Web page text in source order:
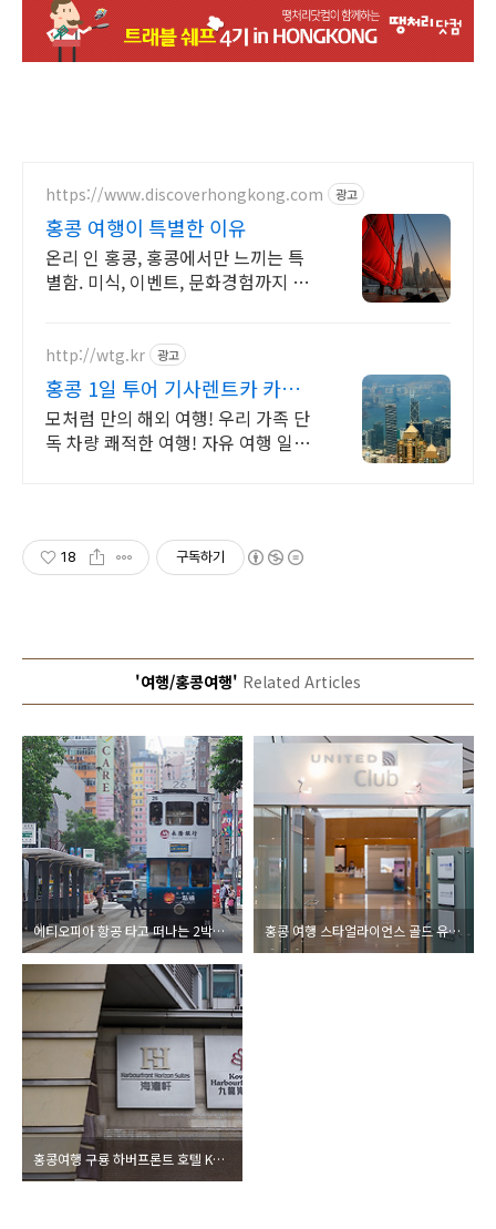
https://www.discoverhongkong.com 광고
홍콩 여행이 특별한 이유
온리 인 홍콩, 홍콩에서만 느끼는 특
별함. 미식, 이벤트, 문화경험까지 알
http://wtg.kr 광고
홍콩 1일 투어 기사렌트카 카톡
실시간 한국어 지원!
모처럼 만의 해외 여행! 우리 가족 단
독 차량 쾌적한 여행! 자유 여행 일일
18 구독하기
'여행/홍콩여행' Related Articles
에티오피아 항공 타고 떠나는 2박3일 홍콩 여행 홍콩 여행 스타얼라이언스 골드 유나이티드 항공 라운지
홍콩여행 구룡 하버프론트 호텔 Kowloon Harbourfront Hotel